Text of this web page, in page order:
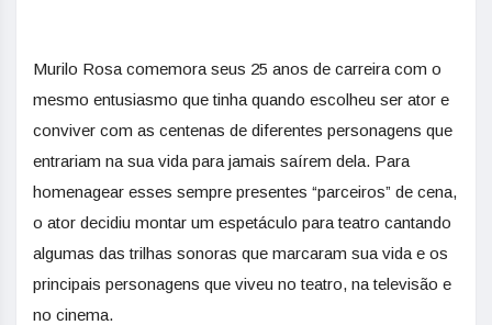
Murilo Rosa comemora seus 25 anos de carreira com o
mesmo entusiasmo que tinha quando escolheu ser ator e
conviver com as centenas de diferentes personagens que
entrariam na sua vida para jamais saírem dela. Para
homenagear esses sempre presentes “parceiros” de cena,
o ator decidiu montar um espetáculo para teatro cantando
algumas das trilhas sonoras que marcaram sua vida e os
principais personagens que viveu no teatro, na televisão e
no cinema.